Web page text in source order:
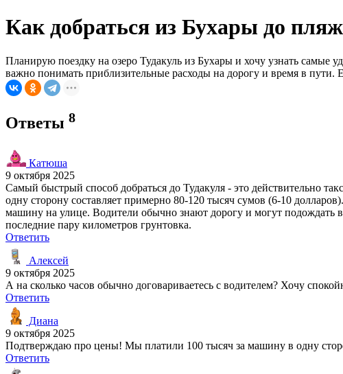
Как добраться из Бухары до
Планирую поездку на озеро Тудакуль из Бухары и хочу узнать самые
важно понимать приблизительные расходы на дорогу и время в пути.
Ответы 8
Катюша
9 октября 2025
Самый быстрый способ добраться до Тудакуля - это действительно
одну сторону составляет примерно 80-120 тысяч сумов (6-10
машину на улице. Водители обычно знают дорогу и могут подождать
последние пару километров грунтовка.
Ответить
Алексей
9 октября 2025
А на сколько часов обычно договариваетесь с водителем? Хочу
Ответить
Диана
9 октября 2025
Подтверждаю про цены! Мы платили 100 тысяч за машину в одну
Ответить